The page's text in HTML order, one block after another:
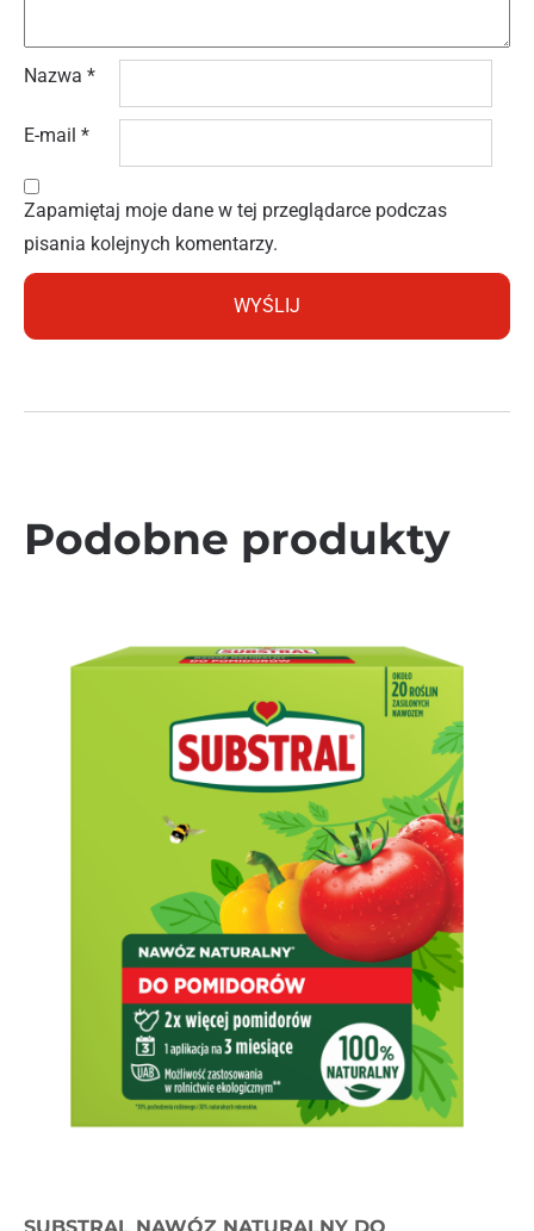
Nazwa *
E-mail *
Zapamiętaj moje dane w tej przeglądarce podczas
pisania kolejnych komentarzy.
Podobne produkty
SUBSTRAL NAWÓZ NATURALNY DO